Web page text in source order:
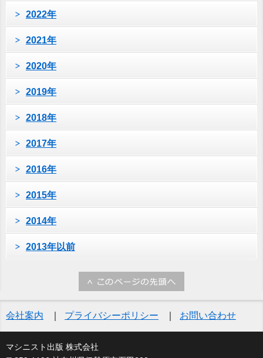
2022年
2021年
2020年
2019年
2018年
2017年
2016年
2015年
2014年
2013年以前
会社案内 プライバシーポリシー お問い合わせ
マシニスト出版 株式会社